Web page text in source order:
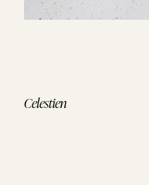
Celestien